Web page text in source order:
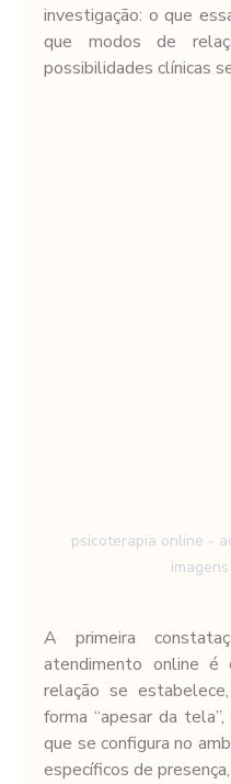
investigação: o que
que modos de
possibilidades clínicas
psicoterapia online -
A primeira
atendimento online
relação se
forma “apesar da
que se configura no
específicos de